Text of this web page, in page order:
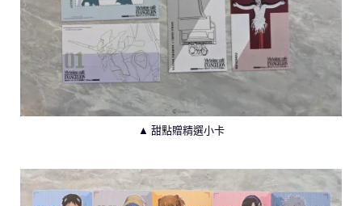
▲ 甜點贈精選小卡